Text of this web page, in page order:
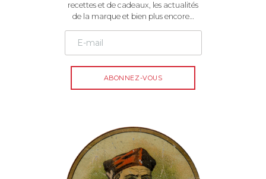
recettes et de cadeaux, les actualités
de la marque et bien plus encore…